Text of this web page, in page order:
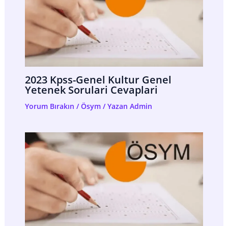
2023 Kpss-Genel Kultur Genel
Yetenek Sorulari Cevaplari
Yorum Bırakın /Ösym/ Yazan Admin